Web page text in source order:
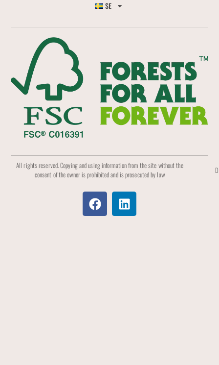
SE
All rights reserved. Copying and using information from the site without the
consent of the owner is prohibited and is prosecuted by law